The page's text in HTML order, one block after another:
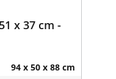
x 37 cm -
94 x 50 x 88 cm